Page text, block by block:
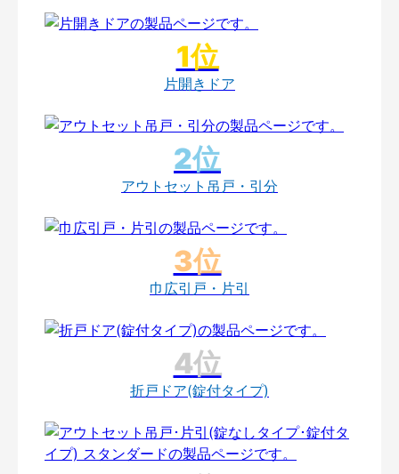
片開きドア
アウトセット吊戸・引分
巾広引戸・片引
折戸ドア(錠付タイプ)